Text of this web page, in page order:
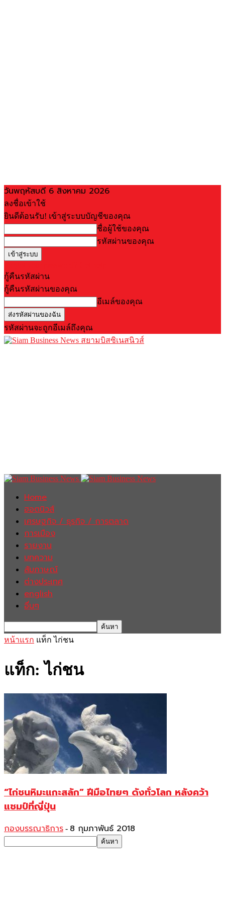
วันพฤหัสบดี 6 สิงหาคม 2026
ลงชื่อเข้าใช้
ยินดีต้อนรับ! เข้าสู่ระบบบัญชีของคุณ
ชื่อผู้ใช้ของคุณ
รหัสผ่านของคุณ
กู้คืนรหัสผ่าน
กู้คืนรหัสผ่านของคุณ
อีเมล์ของคุณ
รหัสผ่านจะถูกอีเมล์ถึงคุณ
สยามบิสซิเนสนิวส์
Home
ฮอตนิวส์
เศรษฐกิจ / ธุรกิจ / การตลาด
การเมือง
รายงาน
บทความ
สัมภาษณ์
ต่างประเทศ
english
อื่นๆ
หน้าแรก แท็ก ไก่ชน
แท็ก: ไก่ชน
“ไก่ชนหิมะแกะสลัก” ฝีมือไทยๆ ดังทั่วโลก หลังคว้า
แชมป์ที่ญี่ปุ่น
กองบรรณาธิการ - 8 กุมภาพันธ์ 2018